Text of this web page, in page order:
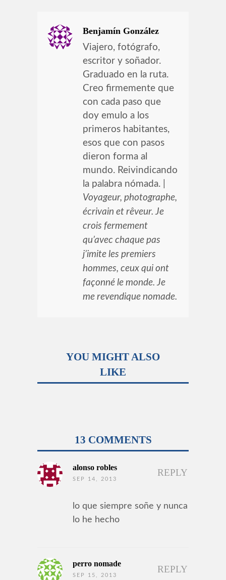
Benjamín González
Viajero, fotógrafo,
escritor y soñador.
Graduado en la ruta.
Creo firmemente que
con cada paso que
doy emulo a los
primeros habitantes,
esos que con pasos
dieron forma al
mundo. Reivindicando
la palabra nómada. |
Voyageur, photographe,
écrivain et rêveur. Je
crois fermement
qu’avec chaque pas
j’imite les premiers
hommes, ceux qui ont
façonné le monde. Je
me revendique nomade.
YOU MIGHT ALSO
LIKE
13 COMMENTS
alonso robles
SEP 14, 2013
REPLY
lo que siempre soñe y nunca
lo he hecho
perro nomade
SEP 15, 2013
REPLY